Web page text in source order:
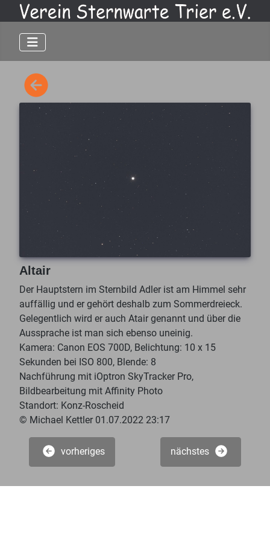
Altair
Der Hauptstern im Sternbild Adler ist am Himmel sehr
auffällig und er gehört deshalb zum Sommerdreieck.
Gelegentlich wird er auch Atair genannt und über die
Aussprache ist man sich ebenso uneinig.
Kamera: Canon EOS 700D, Belichtung: 10 x 15
Sekunden bei ISO 800, Blende: 8
Nachführung mit iOptron SkyTracker Pro,
Bildbearbeitung mit Affinity Photo
Standort: Konz-Roscheid
© Michael Kettler 01.07.2022 23:17
vorheriges nächstes